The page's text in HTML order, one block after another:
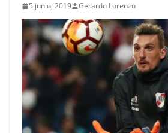
5 junio, 2019 Gerardo Lorenzo